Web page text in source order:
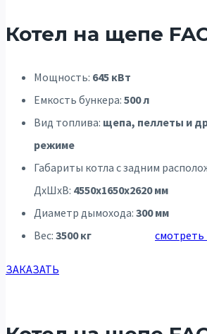
Котел на щепе
Мощность: 645 кВт
Емкость бункера: 500 л
Вид топлива: щепа, пеллеты и
режиме
Габариты котла с задним
ДхШхВ: 4550х1650х2620 мм
Диаметр дымохода: 300 мм
Вес: 3500 кг
ЗАКАЗАТЬ